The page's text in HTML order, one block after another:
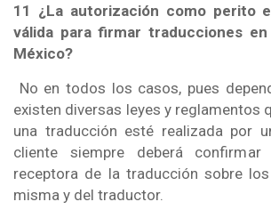
11 ¿La autorización como perito
válida para firmar traducciones
México?
No en todos los casos, pues
existen diversas leyes y reglamentos
una traducción esté realizada por
cliente siempre deberá
receptora de la traducción sobre
misma y del traductor.